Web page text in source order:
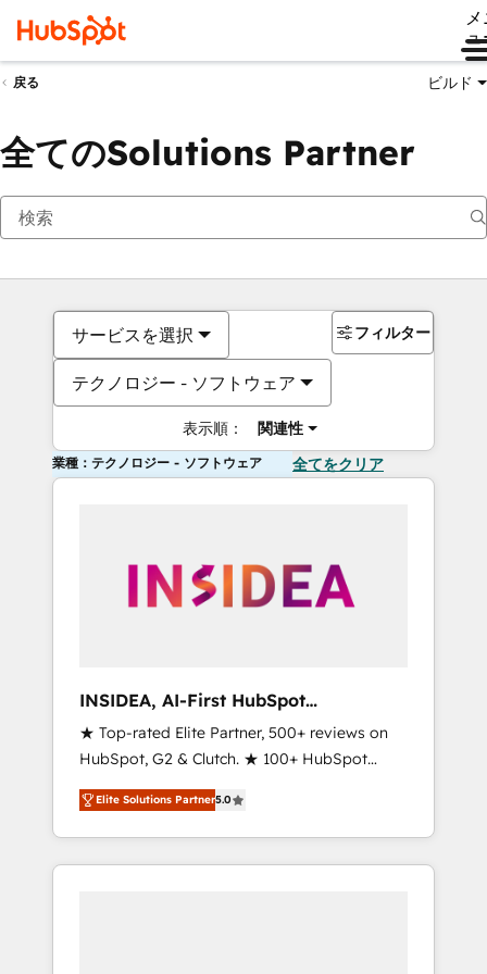
ュ
戻る ビルド
全てのSolutions Partner
サービスを選択
テクノロジー - ソフトウェア
表示順： 関連性
フィルター
業種：テクノロジー - ソフトウェア 全てをクリア
INSIDEA, AI-First HubSpot
Onboarding & RevOps
★ Top-rated Elite Partner, 500+ reviews on
HubSpot, G2 & Clutch. ★ 100+ HubSpot
Certified Experts & Trainers across the team
★ 1,500+ implementations across five
continents ★ AI-First, RevOps-led,
Onboarding obsessed ★ Company of the
Elite Solutions Partner5.0